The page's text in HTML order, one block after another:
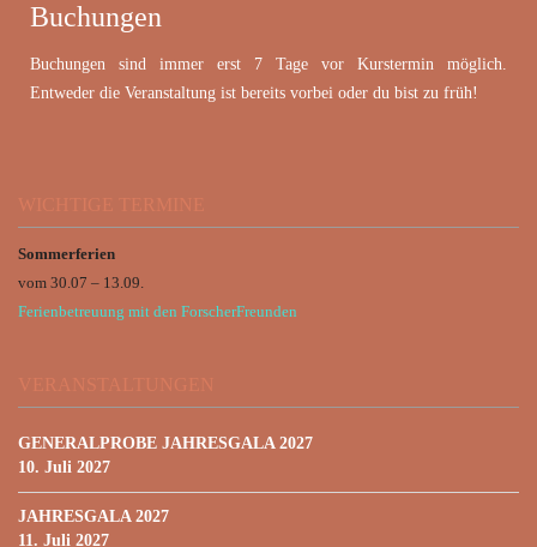
Buchungen
Buchungen sind immer erst 7 Tage vor Kurstermin möglich.
Entweder die Veranstaltung ist bereits vorbei oder du bist zu früh!
WICHTIGE TERMINE
Sommerferien
vom 30.07 – 13.09.
Ferienbetreuung mit den ForscherFreunden
VERANSTALTUNGEN
GENERALPROBE JAHRESGALA 2027
10. Juli 2027
JAHRESGALA 2027
11. Juli 2027